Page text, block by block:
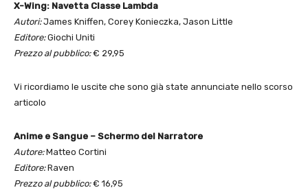
X-Wing: Navetta Classe Lambda
Autori:James Kniffen, Corey Konieczka, Jason Little
Editore:Giochi Uniti
Prezzo al pubblico:€ 29,95
Vi ricordiamo le uscite che sono già state annunciate nello scorso
articolo
Anime e Sangue – Schermo del Narratore
Autore:Matteo Cortini
Editore:Raven
Prezzo al pubblico:€ 16,95